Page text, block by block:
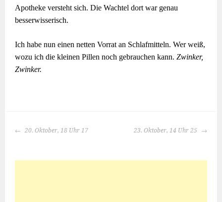
Apotheke versteht sich. Die Wachtel dort war genau
besserwisserisch.
Ich habe nun einen netten Vorrat an Schlafmitteln. Wer weiß,
wozu ich die kleinen Pillen noch gebrauchen kann.Zwinker,
Zwinker.
BEITRAGS-
20. Oktober, 18 Uhr 17 23. Oktober, 14 Uhr 25